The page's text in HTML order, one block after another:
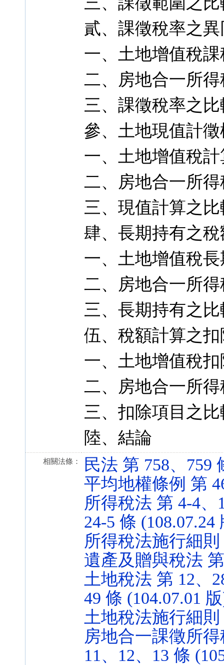
貳、課徵稅率之異
一、土地增值稅
二、房地合一所
三、課徵稅率之比
參、土地現值計
一、土地增值稅
二、房地合一所
三、現值計算之比
肆、長期持有之
一、土地增值稅
二、房地合一所
三、長期持有之比
伍、稅額計算之
一、土地增值稅
二、房地合一所
三、扣除項目之比
陸、結論
相關法條：
民法 第 758、759
平均地權條例 第
所得稅法 第 4-4、
24-5 條 (108.07.24
所得稅法施行細則
遺產及贈與稅法
土地稅法 第 12、
49 條 (104.07.01
土地稅法施行細則
房地合一課徵所
11、12、13 條